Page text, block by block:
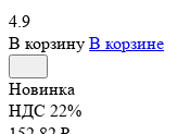
4.9
В корзину В корзине
Новинка
НДС 22%